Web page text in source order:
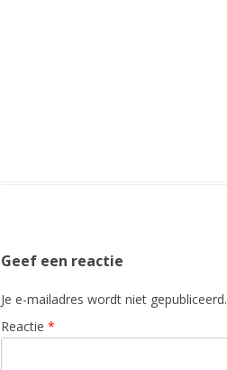
Geef een reactie
Je e-mailadres wordt niet gepubliceerd.
Reactie *